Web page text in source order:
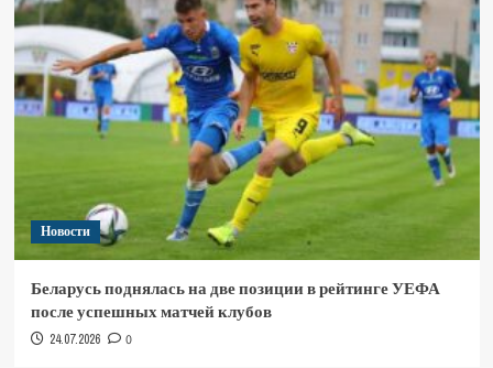
Новости
Беларусь поднялась на две позиции в рейтинге УЕФА
после успешных матчей клубов
24.07.2026 0